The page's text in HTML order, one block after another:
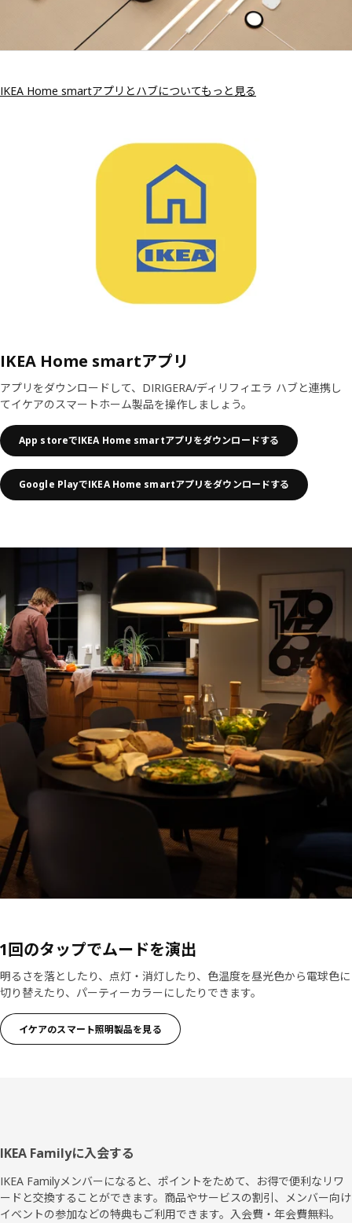
IKEA Home smartアプリとハブについてもっと見る
IKEA Home smartアプリ
アプリをダウンロードして、DIRIGERA/ディリフィエラ ハブと連携し
てイケアのスマートホーム製品を操作しましょう。
App storeでIKEA Home smartアプリをダウンロードする
Google PlayでIKEA Home smartアプリをダウンロードする
1回のタップでムードを演出
明るさを落としたり、点灯・消灯したり、色温度を昼光色から電球色に
切り替えたり、パーティーカラーにしたりできます。
イケアのスマート照明製品を見る
フ
ッ
タ
IKEA Familyに入会する
IKEA Familyメンバーになると、ポイントをためて、お得で便利なリワ
ードと交換することができます。商品やサービスの割引、メンバー向け
イベントの参加などの特典もご利用できます。入会費・年会費無料。